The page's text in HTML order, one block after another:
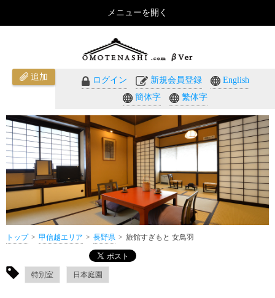
追加 ログイン 新規会員登録
English
簡体字
繁体字
トップ 甲信越エリア 長野県 旅館すぎもと 女鳥羽
特別室 日本庭園
メニューを開く